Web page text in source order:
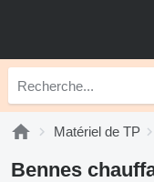
Matériel de TP
Bennes